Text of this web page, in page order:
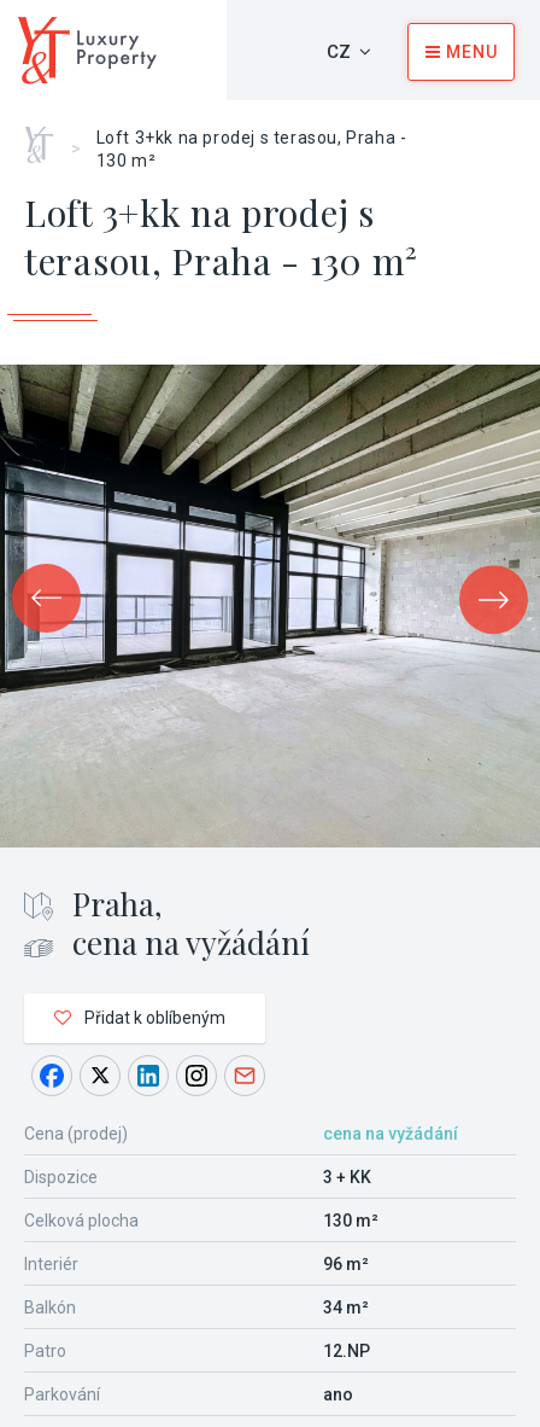
CZ MENU
Home
>
Loft 3+kk na prodej s terasou, Praha -
130 m²
Loft 3+kk na prodej s
terasou, Praha - 130 m²
Praha,
cena na vyžádání
Přidat k oblíbeným
Cena (prodej) cena na vyžádání
Dispozice 3 + KK
Celková plocha 130 m²
Interiér 96 m²
Balkón 34 m²
Patro 12.NP
Parkování ano